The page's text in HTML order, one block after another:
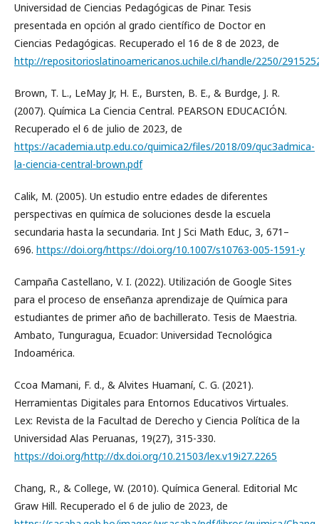
Universidad de Ciencias Pedagógicas de Pinar. Tesis
presentada en opción al grado científico de Doctor en
Ciencias Pedagógicas. Recuperado el 16 de 8 de 2023, de
http://repositorioslatinoamericanos.uchile.cl/handle/2250/
Brown, T. L., LeMay Jr, H. E., Bursten, B. E., & Burdge, J. R.
(2007). Química La Ciencia Central. PEARSON EDUCACIÓN.
Recuperado el 6 de julio de 2023, de
https://academia.utp.edu.co/quimica2/files/2018/09/quc3admica-
la-ciencia-central-brown.pdf
Calik, M. (2005). Un estudio entre edades de diferentes
perspectivas en química de soluciones desde la escuela
secundaria hasta la secundaria. Int J Sci Math Educ, 3, 671–
696. https://doi.org/https://doi.org/10.1007/s10763-005-1591-y
Campaña Castellano, V. I. (2022). Utilización de Google Sites
para el proceso de enseñanza aprendizaje de Química para
estudiantes de primer año de bachillerato. Tesis de Maestria.
Ambato, Tunguragua, Ecuador: Universidad Tecnológica
Indoamérica.
Ccoa Mamani, F. d., & Alvites Huamaní, C. G. (2021).
Herramientas Digitales para Entornos Educativos Virtuales.
Lex: Revista de la Facultad de Derecho y Ciencia Política de la
Universidad Alas Peruanas, 19(27), 315-330.
https://doi.org/http://dx.doi.org/10.21503/lex.v19i27.2265
Chang, R., & College, W. (2010). Química General. Editorial Mc
Graw Hill. Recuperado el 6 de julio de 2023, de